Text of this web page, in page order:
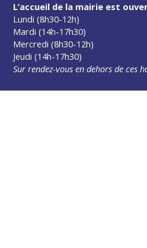
L’accueil de la mairie est
Lundi (8h30-12h)
Mardi (14h-17h30)
Mercredi (8h30-12h)
Jeudi (14h-17h30)
Sur rendez-vous en dehors de ces